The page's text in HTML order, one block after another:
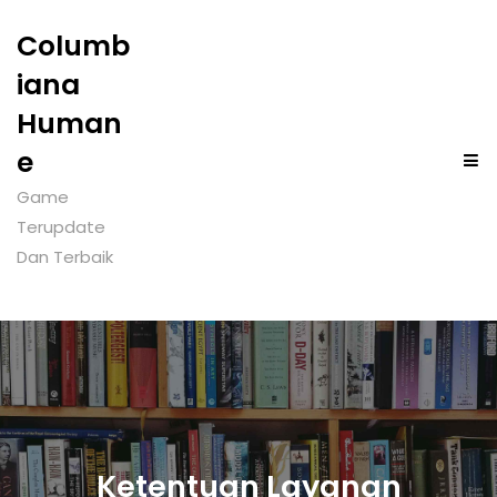
Columb
iana
Human
e
Game
Terupdate
Dan Terbaik
Ketentuan Layanan